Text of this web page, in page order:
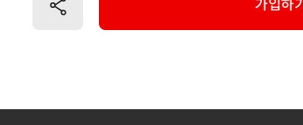
공유하기 가입하기